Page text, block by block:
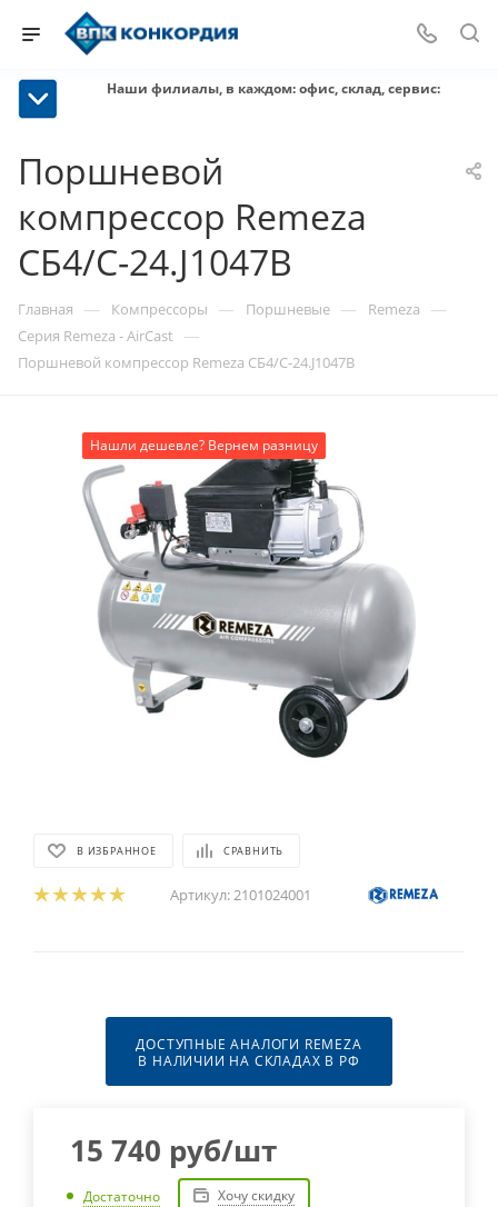
Наши филиалы, в каждом: офис, склад, сервис:
Поршневой
компрессор Remeza
СБ4/С-24.J1047B
Главная — Компрессоры — Поршневые — Remeza —
Серия Remeza - AirCast —
Поршневой компрессор Remeza СБ4/С-24.J1047B
Нашли дешевле? Вернем разницу
В ИЗБРАННОЕ СРАВНИТЬ
Артикул:2101024001
ДОСТУПНЫЕ АНАЛОГИ REMEZA
В НАЛИЧИИ НА СКЛАДАХ В РФ
15 740 руб/шт
Достаточно Хочу скидку